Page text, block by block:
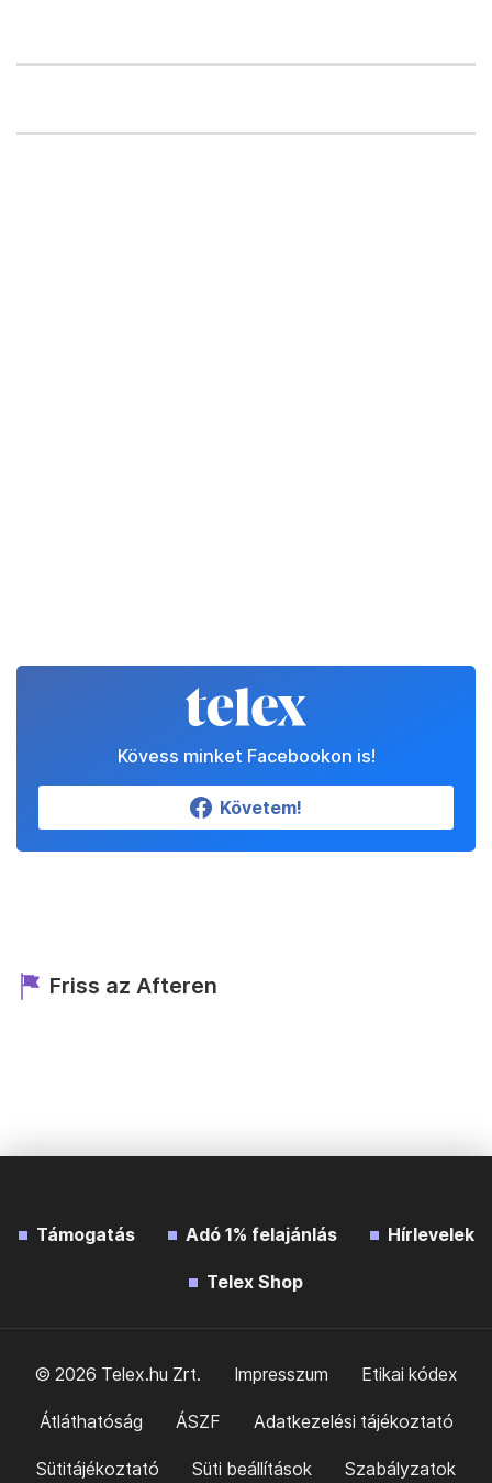
Kövess minket Facebookon is!
Követem!
Friss az Afteren
Támogatás Adó 1% felajánlás Hírlevelek
Telex Shop
© 2026 Telex.hu Zrt. Impresszum Etikai kódex
Átláthatóság ÁSZF Adatkezelési tájékoztató
Sütitájékoztató Süti beállítások Szabályzatok